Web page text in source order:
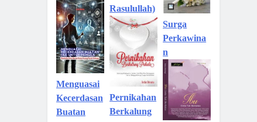
Menguasai
Kecerdasan
Buatan
Rasulullah)
Pernikahan
Berkalung
Surga
Perkawina
n